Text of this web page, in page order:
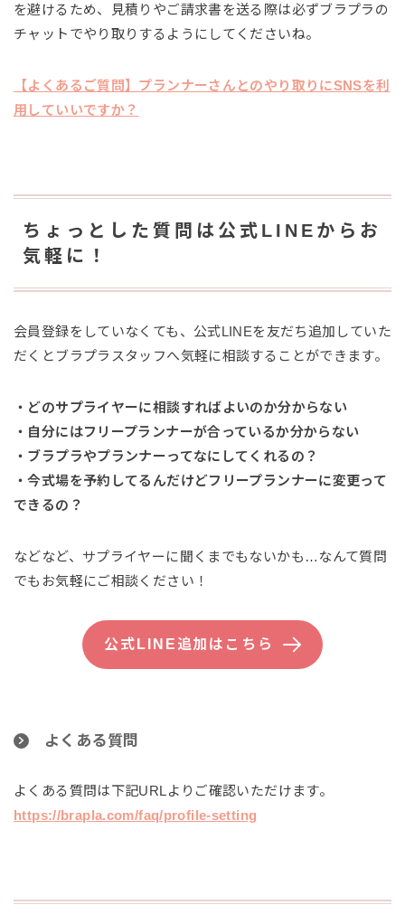
を避けるため、見積りやご請求書を送る際は必ずブラプラの
チャットでやり取りするようにしてくださいね。
【よくあるご質問】プランナーさんとのやり取りにSNSを利
用していいですか？
ちょっとした質問は公式LINEからお
気軽に！
会員登録をしていなくても、公式LINEを友だち追加していた
だくとブラプラスタッフへ気軽に相談することができます。
・どのサプライヤーに相談すればよいのか分からない
・自分にはフリープランナーが合っているか分からない
・ブラプラやプランナーってなにしてくれるの？
・今式場を予約してるんだけどフリープランナーに変更って
できるの？
などなど、サプライヤーに聞くまでもないかも…なんて質問
でもお気軽にご相談ください！
公式LINE追加はこちら
よくある質問
よくある質問は下記URLよりご確認いただけます。
https://brapla.com/faq/profile-setting